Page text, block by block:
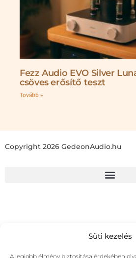
Süti kezelés
A legjobb élmény biztosítása érdekében
Fezz Audio EVO Silver
csöves erősítő teszt
Tovább »
Copyright 2026 GedeonAudio.hu